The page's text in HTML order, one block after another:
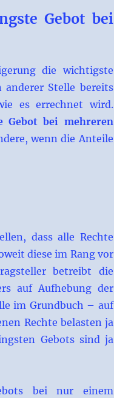
Gebot bei
die wichtigste
anderer Stelle bereits
es errechnet wird.
Gebot bei mehreren
wenn die Anteile
dass alle Rechte
diese im Rang vor
betreibt die
auf Aufhebung der
im Grundbuch – auf
Rechte belasten ja
Gebots sind ja
bei nur einem